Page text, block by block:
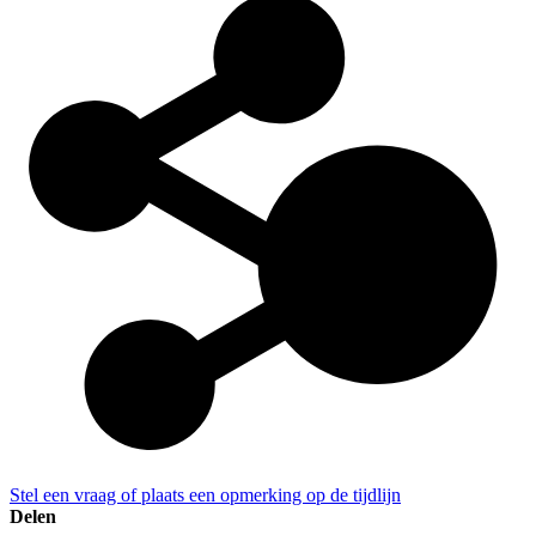
Stel een vraag of plaats een opmerking op de tijdlijn
Delen